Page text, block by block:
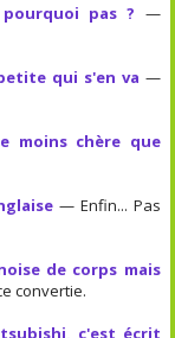
pas ? —
qui s'en va —
moins chère que
— Enfin... Pas
de corps mais
convertie.
c'est écrit